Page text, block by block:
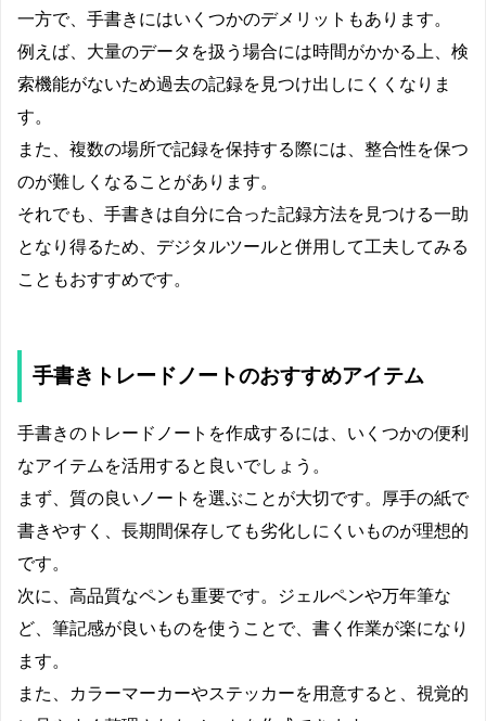
一方で、手書きにはいくつかのデメリットもあります。
例えば、大量のデータを扱う場合には時間がかかる上、検
索機能がないため過去の記録を見つけ出しにくくなりま
す。
また、複数の場所で記録を保持する際には、整合性を保つ
のが難しくなることがあります。
それでも、手書きは自分に合った記録方法を見つける一助
となり得るため、デジタルツールと併用して工夫してみる
こともおすすめです。
手書きトレードノートのおすすめアイテム
手書きのトレードノートを作成するには、いくつかの便利
なアイテムを活用すると良いでしょう。
まず、質の良いノートを選ぶことが大切です。厚手の紙で
書きやすく、長期間保存しても劣化しにくいものが理想的
です。
次に、高品質なペンも重要です。ジェルペンや万年筆な
ど、筆記感が良いものを使うことで、書く作業が楽になり
ます。
また、カラーマーカーやステッカーを用意すると、視覚的